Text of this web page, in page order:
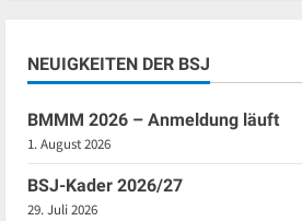
NEUIGKEITEN DER BSJ
BMMM 2026 – Anmeldung läuft
1. August 2026
BSJ-Kader 2026/27
29. Juli 2026